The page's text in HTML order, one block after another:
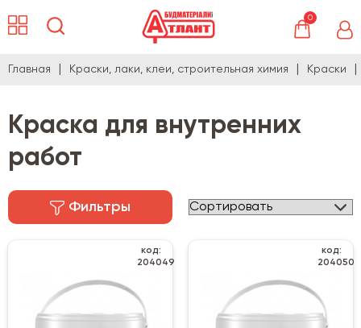
0
Главная Краски, лаки, клеи, строительная химия Краски
Краска для внутренних
работ
Фильтры
код:
204049
код:
204050